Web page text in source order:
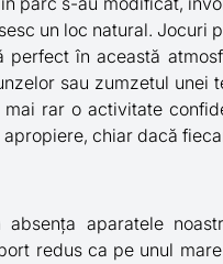
un loc natural. Jocuri
perfect în această
sau zumzetul unei
rar o activitate
chiar dacă
aparatele
redus ca pe unul